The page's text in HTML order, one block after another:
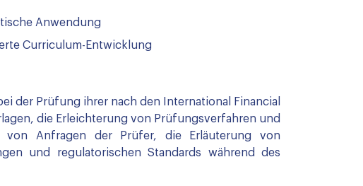
Anwendung
Curriculum-Entwicklung
der Prüfung ihrer nach den International Financial
die Erleichterung von Prüfungsverfahren und
von Anfragen der Prüfer, die Erläuterung von
und regulatorischen Standards während des